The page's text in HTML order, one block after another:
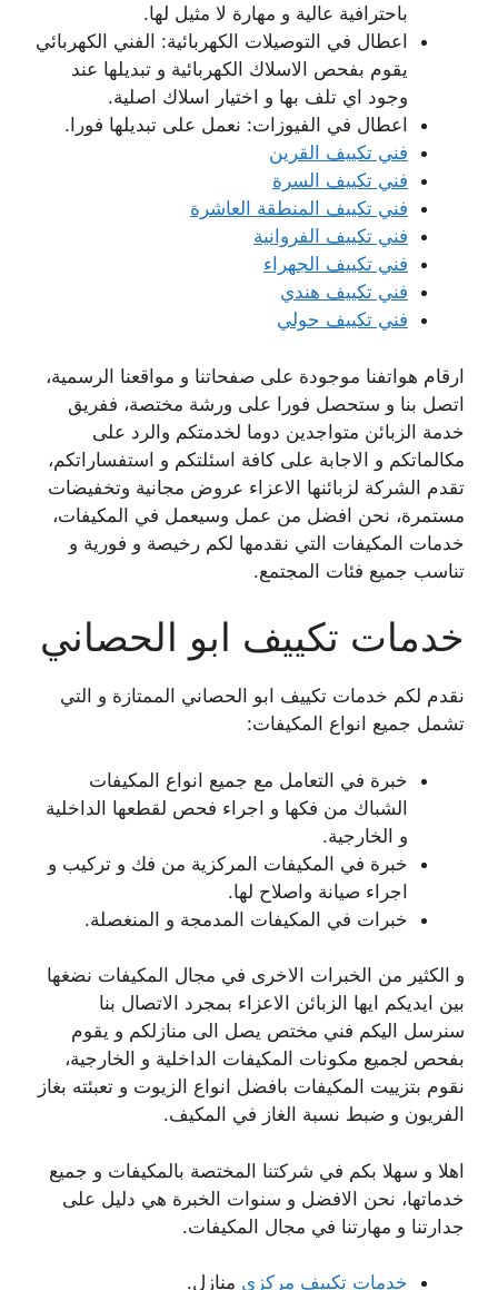
باحترافية عالية و مهارة لا مثيل لها.
اعطال في التوصيلات الكهربائية: الفني الكهربائي
يقوم بفحص الاسلاك الكهربائية و تبديلها عند
وجود اي تلف بها و اختيار اسلاك اصلية.
اعطال في الفيوزات: نعمل على تبديلها فورا.
فني تكييف القرين
فني تكييف السرة
فني تكييف المنطقة العاشرة
فني تكييف الفروانية
فني تكييف الجهراء
فني تكييف هندي
فني تكييف حولي
ارقام هواتفنا موجودة على صفحاتنا و مواقعنا الرسمية،
اتصل بنا و ستحصل فورا على ورشة مختصة، ففريق
خدمة الزبائن متواجدين دوما لخدمتكم والرد على
مكالماتكم و الاجابة على كافة اسئلتكم و استفساراتكم،
تقدم الشركة لزبائنها الاعزاء عروض مجانية وتخفيضات
مستمرة، نحن افضل من عمل وسيعمل في المكيفات،
خدمات المكيفات التي نقدمها لكم رخيصة و فورية و
تناسب جميع فئات المجتمع.
خدمات تكييف ابو الحصاني
نقدم لكم خدمات تكييف ابو الحصاني الممتازة و التي
تشمل جميع انواع المكيفات:
خبرة في التعامل مع جميع انواع المكيفات
الشباك من فكها و اجراء فحص لقطعها الداخلية
و الخارجية.
خبرة في المكيفات المركزية من فك و تركيب و
اجراء صيانة واصلاح لها.
خبرات في المكيفات المدمجة و المنغصلة.
و الكثير من الخبرات الاخرى في مجال المكيفات نضغها
بين ايديكم ايها الزبائن الاعزاء بمجرد الاتصال بنا
سنرسل اليكم فني مختص يصل الى منازلكم و يقوم
بفحص لجميع مكونات المكيفات الداخلية و الخارجية،
نقوم بتزييت المكيفات بافضل انواع الزيوت و تعبئته بغاز
الفريون و ضبط نسبة الغاز في المكيف.
اهلا و سهلا بكم في شركتنا المختصة بالمكيفات و جميع
خدماتها، نحن الافضل و سنوات الخبرة هي دليل على
جدارتنا و مهارتنا في مجال المكيفات.
خدمات تكييف مركزي منازل.